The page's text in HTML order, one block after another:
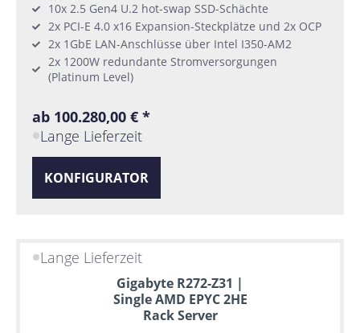
10x 2.5 Gen4 U.2 hot-swap SSD-Schächte
2x PCI-E 4.0 x16 Expansion-Steckplätze und 2x OCP
2x 1GbE LAN-Anschlüsse über Intel I350-AM2
2x 1200W redundante Stromversorgungen
(Platinum Level)
ab 100.280,00 € *
Lange Lieferzeit
KONFIGURATOR
Lange Lieferzeit
Gigabyte R272-Z31 |
Single AMD EPYC 2HE
Rack Server